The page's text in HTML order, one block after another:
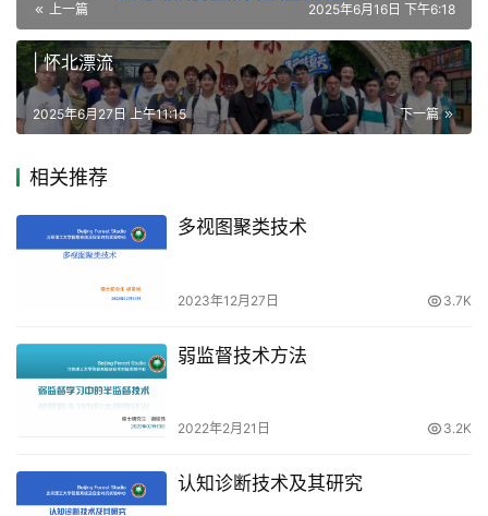
上一篇 2025年6月16日 下午6:18
| 怀北漂流
下一篇
2025年6月27日 上午11:15
相关推荐
多视图聚类技术
2023年12月27日 3.7K
弱监督技术方法
2022年2月21日 3.2K
认知诊断技术及其研究